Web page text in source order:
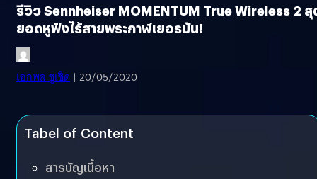
รีวิว Sennheiser MOMENTUM True Wireless 2 สุ
ยอดหูฟังไร้สายพระกาฬเยอรมัน!
เอกพล ชูเชิด | 20/05/2020
Tabel of Content
สารบัญเนื้อหา